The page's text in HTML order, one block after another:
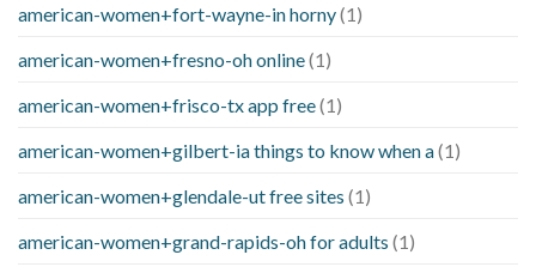
american-women+fort-wayne-in horny(1)
american-women+fresno-oh online(1)
american-women+frisco-tx app free(1)
american-women+gilbert-ia things to know when a(1)
american-women+glendale-ut free sites (1)
american-women+grand-rapids-oh for adults (1)